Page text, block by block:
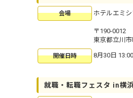
会場 ホテルエミ
〒190-0012
東京都立川
開催日時 8月30日
就職・転職フェスタ in横